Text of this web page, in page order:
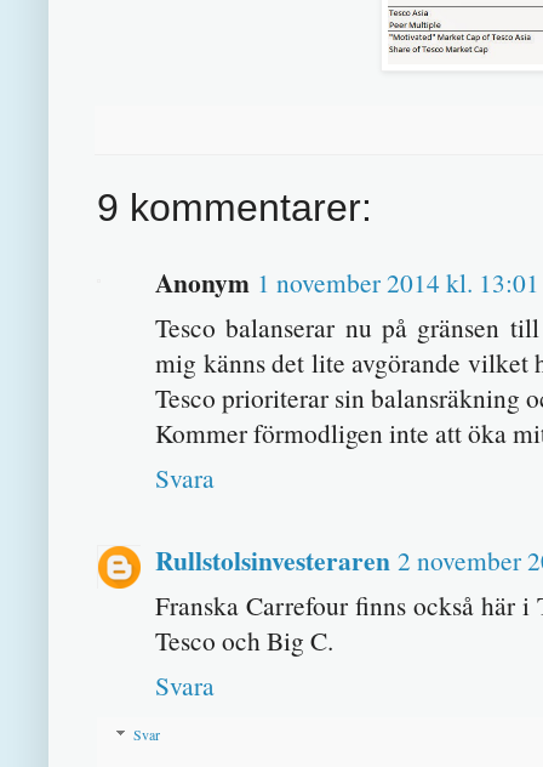
9 kommentarer:
Anonym 1 november 2014 kl. 13:01
Tesco balanserar nu på gränsen
mig känns det lite avgörande vilket
Tesco prioriterar sin balansräkning
Kommer förmodligen inte att öka
Svara
Rullstolsinvesteraren 2 november
Franska Carrefour finns också här
Tesco och Big C.
Svara
Svar